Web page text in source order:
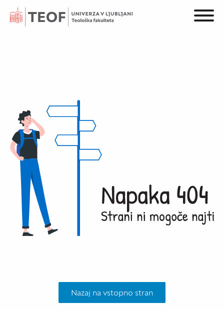
Nazaj na vstopno stran